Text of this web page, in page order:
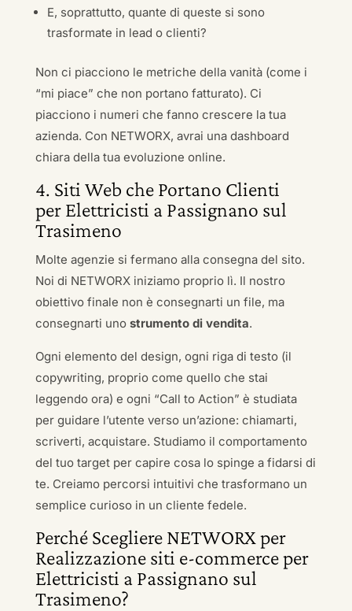
E, soprattutto, quante di queste si sono
trasformate in lead o clienti?
Non ci piacciono le metriche della vanità (come i
“mi piace” che non portano fatturato). Ci
piacciono i numeri che fanno crescere la tua
azienda. Con NETWORX, avrai una dashboard
chiara della tua evoluzione online.
4. Siti Web che Portano Clienti
per Elettricisti a Passignano sul
Trasimeno
Molte agenzie si fermano alla consegna del sito.
Noi di NETWORX iniziamo proprio lì. Il nostro
obiettivo finale non è consegnarti un file, ma
consegnarti uno strumento di vendita.
Ogni elemento del design, ogni riga di testo (il
copywriting, proprio come quello che stai
leggendo ora) e ogni “Call to Action” è studiata
per guidare l’utente verso un’azione: chiamarti,
scriverti, acquistare. Studiamo il comportamento
del tuo target per capire cosa lo spinge a fidarsi di
te. Creiamo percorsi intuitivi che trasformano un
semplice curioso in un cliente fedele.
Perché Scegliere NETWORX per
Realizzazione siti e-commerce per
Elettricisti a Passignano sul
Trasimeno?